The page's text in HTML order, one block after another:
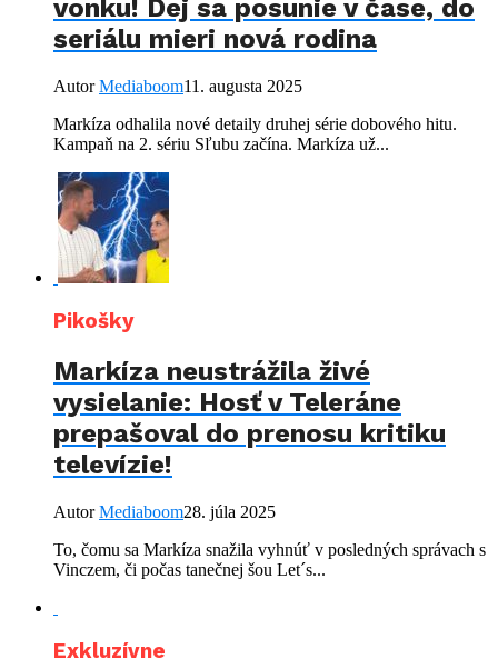
vonku! Dej sa posunie v čase, do
seriálu mieri nová rodina
AutorMediaboom11. augusta 2025
Markíza odhalila nové detaily druhej série dobového hitu.
Kampaň na 2. sériu Sľubu začína. Markíza už...
Pikošky
Markíza neustrážila živé
vysielanie: Hosť v Teleráne
prepašoval do prenosu kritiku
televízie!
AutorMediaboom28. júla 2025
To, čomu sa Markíza snažila vyhnúť v posledných správach s
Vinczem, či počas tanečnej šou Let´s...
Exkluzívne